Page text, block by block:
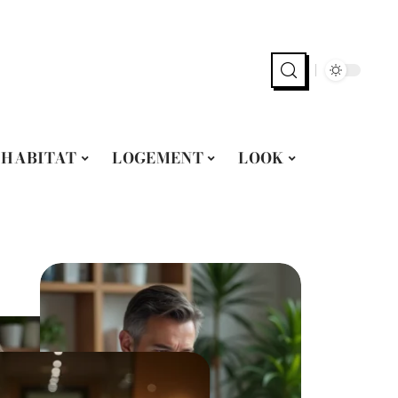
HABITAT LOGEMENT
LOOK
guide pratique